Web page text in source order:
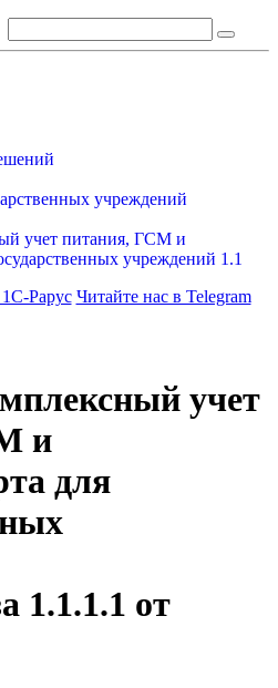
учреждений
учет питания, ГСМ и
учреждений 1.1
Рарус Читайте нас в Telegram
учет
и
для
1.1.1.1 от